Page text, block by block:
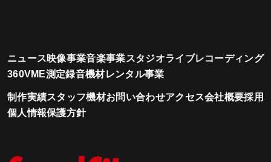
ニュース映像事業音楽事業スタジオライブレコーディング
360VME測定録音機材レンタル事業
制作実績スタッフ機材お問い合わせアクセス会社概要採用
個人情報保護方針